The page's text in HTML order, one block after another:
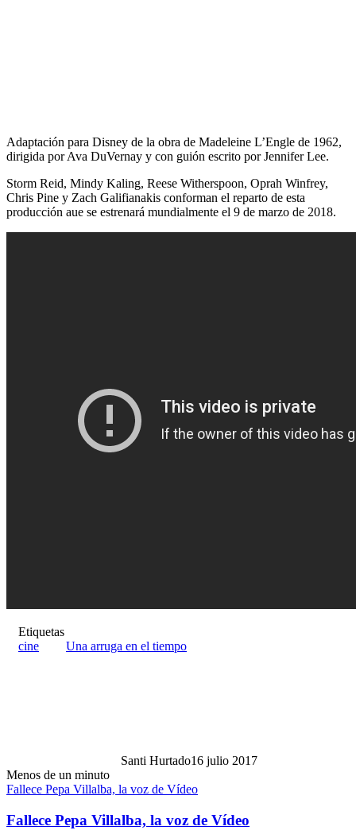
Adaptación para Disney de la obra de Madeleine L’Engle de 1962,
dirigida por Ava DuVernay y con guión escrito por Jennifer Lee.
Storm Reid, Mindy Kaling, Reese Witherspoon, Oprah Winfrey,
Chris Pine y Zach Galifianakis conforman el reparto de esta
producción aue se estrenará mundialmente el 9 de marzo de 2018.
Etiquetas
cine
Una arruga en el tiempo
Santi Hurtado16 julio 2017
Menos de un minuto
Fallece Pepa Villalba, la voz de Vídeo
Fallece Pepa Villalba, la voz de Vídeo